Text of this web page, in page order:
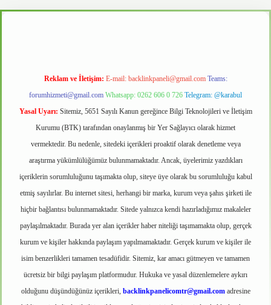
Reklam ve İletişim: E-mail: backlinkpaneli@gmail.com Teams:
forumhizmeti@gmail.com Whatsapp: 0262 606 0 726 Telegram: @karabul
Yasal Uyarı: Sitemiz, 5651 Sayılı Kanun gereğince Bilgi Teknolojileri ve İletişim
Kurumu (BTK) tarafından onaylanmış bir Yer Sağlayıcı olarak hizmet
vermektedir. Bu nedenle, sitedeki içerikleri proaktif olarak denetleme veya
araştırma yükümlülüğümüz bulunmamaktadır. Ancak, üyelerimiz yazdıkları
içeriklerin sorumluluğunu taşımakta olup, siteye üye olarak bu sorumluluğu kabul
etmiş sayılırlar. Bu internet sitesi, herhangi bir marka, kurum veya şahıs şirketi ile
hiçbir bağlantısı bulunmamaktadır. Sitede yalnızca kendi hazırladığımız makaleler
paylaşılmaktadır. Burada yer alan içerikler haber niteliği taşımamakta olup, gerçek
kurum ve kişiler hakkında paylaşım yapılmamaktadır. Gerçek kurum ve kişiler ile
isim benzerlikleri tamamen tesadüfidir. Sitemiz, kar amacı gütmeyen ve tamamen
ücretsiz bir bilgi paylaşım platformudur. Hukuka ve yasal düzenlemelere aykırı
olduğunu düşündüğünüz içerikleri, backlinkpanelicomtr@gmail.comadresine